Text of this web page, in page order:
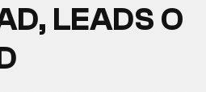
LEADS O